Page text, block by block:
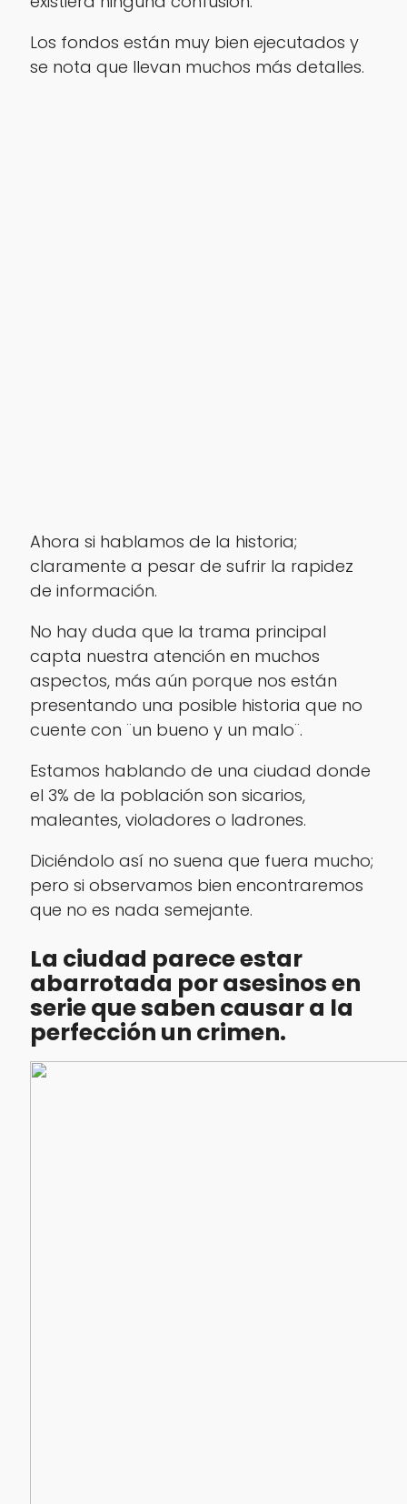
Los fondos están muy bien ejecutados y
se nota que llevan muchos más detalles.
Ahora si hablamos de la historia;
claramente a pesar de sufrir la rapidez
de información.
No hay duda que la trama principal
capta nuestra atención en muchos
aspectos, más aún porque nos están
presentando una posible historia que no
cuente con ¨un bueno y un malo¨.
Estamos hablando de una ciudad donde
el 3% de la población son sicarios,
maleantes, violadores o ladrones.
Diciéndolo así no suena que fuera mucho;
pero si observamos bien encontraremos
que no es nada semejante.
La ciudad parece estar
abarrotada por asesinos en
serie que saben causar a la
perfección un crimen.